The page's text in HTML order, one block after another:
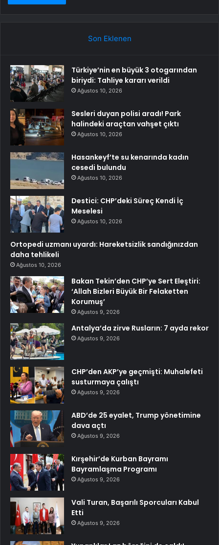
Son Eklenen
Türkiye’nin en büyük 3 otogarından
biriydi: Tahliye kararı verildi
Ağustos 10, 2026
Sesleri duyan polisi aradı! Park
halindeki araçtan vahşet çıktı
Ağustos 10, 2026
Hasankeyf’te su kenarında kadın
cesedi bulundu
Ağustos 10, 2026
Destici: CHP’deki Süreç Kendi İç
Meselesi
Ağustos 10, 2026
Ortopedi uzmanı uyardı: Hareketsizlik sandığınızdan
daha tehlikeli
Ağustos 10, 2026
Bakan Tekin’den CHP’ye Sert Eleştiri:
‘Allah Bizleri Büyük Bir Felaketten
Korumuş’
Ağustos 9, 2026
Antalya’da zirve Rusların: 7 ayda rekor
Ağustos 9, 2026
CHP’den AKP’ye geçmişti: Muhalefeti
susturmaya çalıştı
Ağustos 9, 2026
ABD’de 25 eyalet, Trump yönetimine
dava açtı
Ağustos 9, 2026
Kırşehir’de Kurban Bayramı
Bayramlaşma Programı
Ağustos 9, 2026
Vali Turan, Başarılı Sporcuları Kabul
Etti
Ağustos 9, 2026